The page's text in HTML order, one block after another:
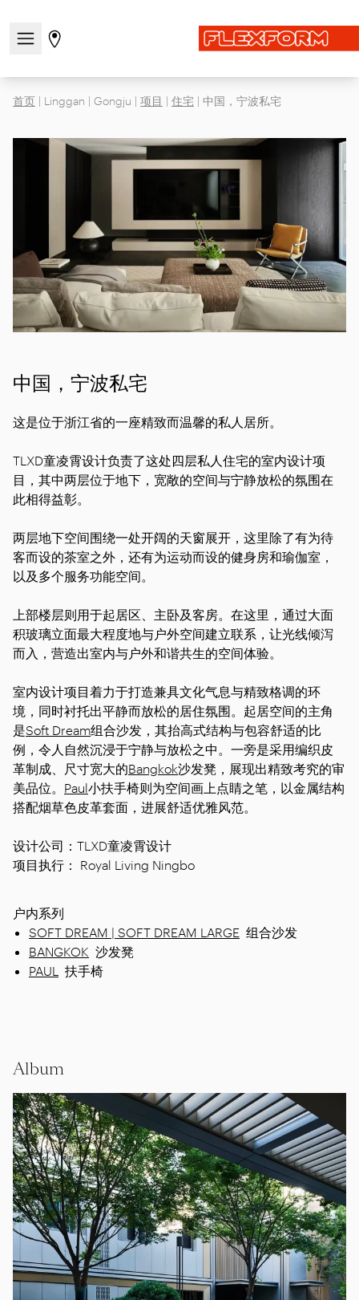
打开/关闭导航菜单
前往商店页面
首页 | Linggan | Gongju | 项目 | 住宅 | 中国，宁波私宅
中国，宁波私宅
这是位于浙江省的一座精致而温馨的私人居所。
TLXD童凌霄设计负责了这处四层私人住宅的室内设计项
目，其中两层位于地下，宽敞的空间与宁静放松的氛围在
此相得益彰。
两层地下空间围绕一处开阔的天窗展开，这里除了有为待
客而设的茶室之外，还有为运动而设的健身房和瑜伽室，
以及多个服务功能空间。
上部楼层则用于起居区、主卧及客房。在这里，通过大面
积玻璃立面最大程度地与户外空间建立联系，让光线倾泻
而入，营造出室内与户外和谐共生的空间体验。
室内设计项目着力于打造兼具文化气息与精致格调的环
境，同时衬托出平静而放松的居住氛围。起居空间的主角
是Soft Dream组合沙发，其抬高式结构与包容舒适的比
例，令人自然沉浸于宁静与放松之中。一旁是采用编织皮
革制成、尺寸宽大的Bangkok沙发凳，展现出精致考究的审
美品位。 Paul小扶手椅则为空间画上点睛之笔，以金属结构
搭配烟草色皮革套面，进展舒适优雅风范。
设计公司：TLXD童凌霄设计
项目执行： Royal Living Ningbo
户内系列
SOFT DREAM | SOFT DREAM LARGE 组合沙发
BANGKOK 沙发凳
PAUL
扶手椅
Album